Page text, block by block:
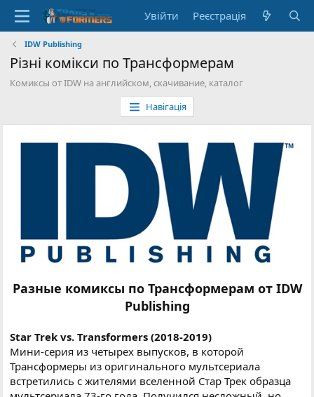
Увійти Реєстрація
IDW Publishing
Різні комікси по Трансформерам
Комиксы от IDW на английском, скачивание, каталог
Навігація
Разные комиксы по Трансформерам от IDW
Publishing
Star Trek vs. Transformers (2018-2019)
Мини-серия из четырех выпусков, в которой
Трансформеры из оригинального мультсериала
встретились с жителями вселенной Стар Трек образца